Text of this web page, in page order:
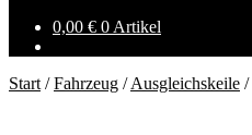
0,00 € 0 Artikel
Start /Fahrzeug /Ausgleichskeile /